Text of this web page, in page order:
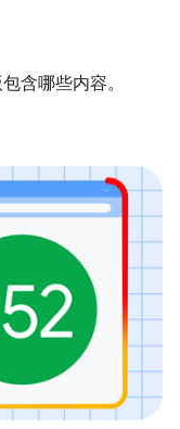
含哪些内容。